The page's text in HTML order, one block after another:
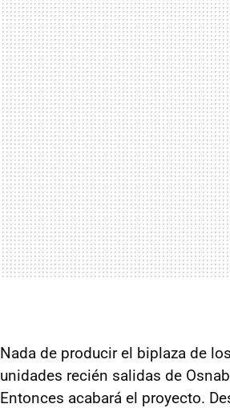
Nada de producir el biplaza de
unidades recién salidas de
Entonces acabará el proyecto.